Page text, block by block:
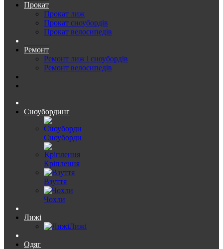
Прокат
Прокат лиж
Прокат сноубордів
Прокат велосипедів
Ремонт
Ремонт лиж і сноубордів
Ремонт велосипедів
Сноубординг
Сноуборди
Кріплення
Взуття
Чохли
Лижі
Лижі
Одяг